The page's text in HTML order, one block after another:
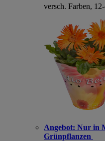
versch. Farben,
Angebot: Nur in
Grünpflanzen